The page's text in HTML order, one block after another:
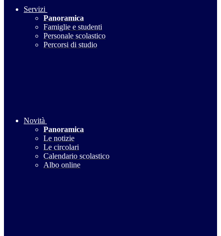
Servizi
Panoramica
Famiglie e studenti
Personale scolastico
Percorsi di studio
Novità
Panoramica
Le notizie
Le circolari
Calendario scolastico
Albo online